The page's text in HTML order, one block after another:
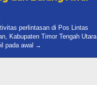
Oleh
Mitranews.idperlintasan di Pos Lintas
Kabupaten Timor Tengah Utara
pada awal